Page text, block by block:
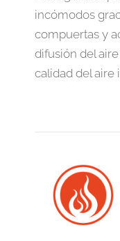
incómodos
compuertas y
difusión del
calidad del aire